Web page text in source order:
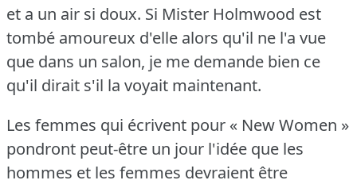
et a un air si doux. Si Mister Holmwood est
tombé amoureux d'elle alors qu'il ne l'a vue
que dans un salon, je me demande bien ce
qu'il dirait s'il la voyait maintenant.
Les femmes qui écrivent pour « New Women »
pondront peut-être un jour l'idée que les
hommes et les femmes devraient être